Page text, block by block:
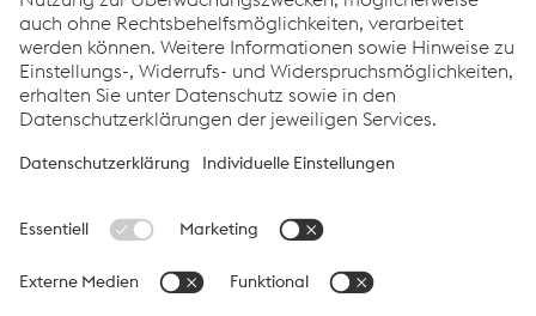
Links
Standorte
Produkte
Kontakt
Information für Suppliers
Datenschutz
Sprache